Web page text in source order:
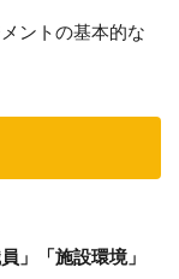
ントの基本的な
」「施設環境」